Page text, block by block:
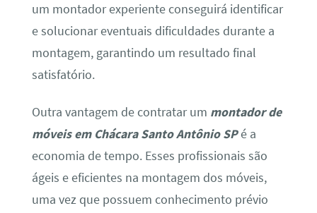
um montador experiente conseguirá identificar
e solucionar eventuais dificuldades durante a
montagem, garantindo um resultado final
satisfatório.
Outra vantagem de contratar um montador de
móveis em Chácara Santo Antônio SPé a
economia de tempo. Esses profissionais são
ágeis e eficientes na montagem dos móveis,
uma vez que possuem conhecimento prévio